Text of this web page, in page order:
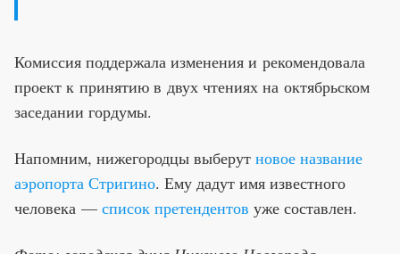
Комиссия поддержала изменения и рекомендовала
проект к принятию в двух чтениях на октябрьском
заседании гордумы.
Напомним, нижегородцы выберут новое название
аэропорта Стригино. Ему дадут имя известного
человека — список претендентов уже составлен.